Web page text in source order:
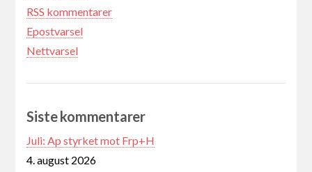
RSS kommentarer
Epostvarsel
Nettvarsel
Siste kommentarer
Juli: Ap styrket mot Frp+H
4. august 2026